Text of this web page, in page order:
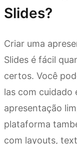
Slides?
Criar uma
Slides é fácil
certos. Você
las com cuidado
apresentação
plataforma
com layouts,